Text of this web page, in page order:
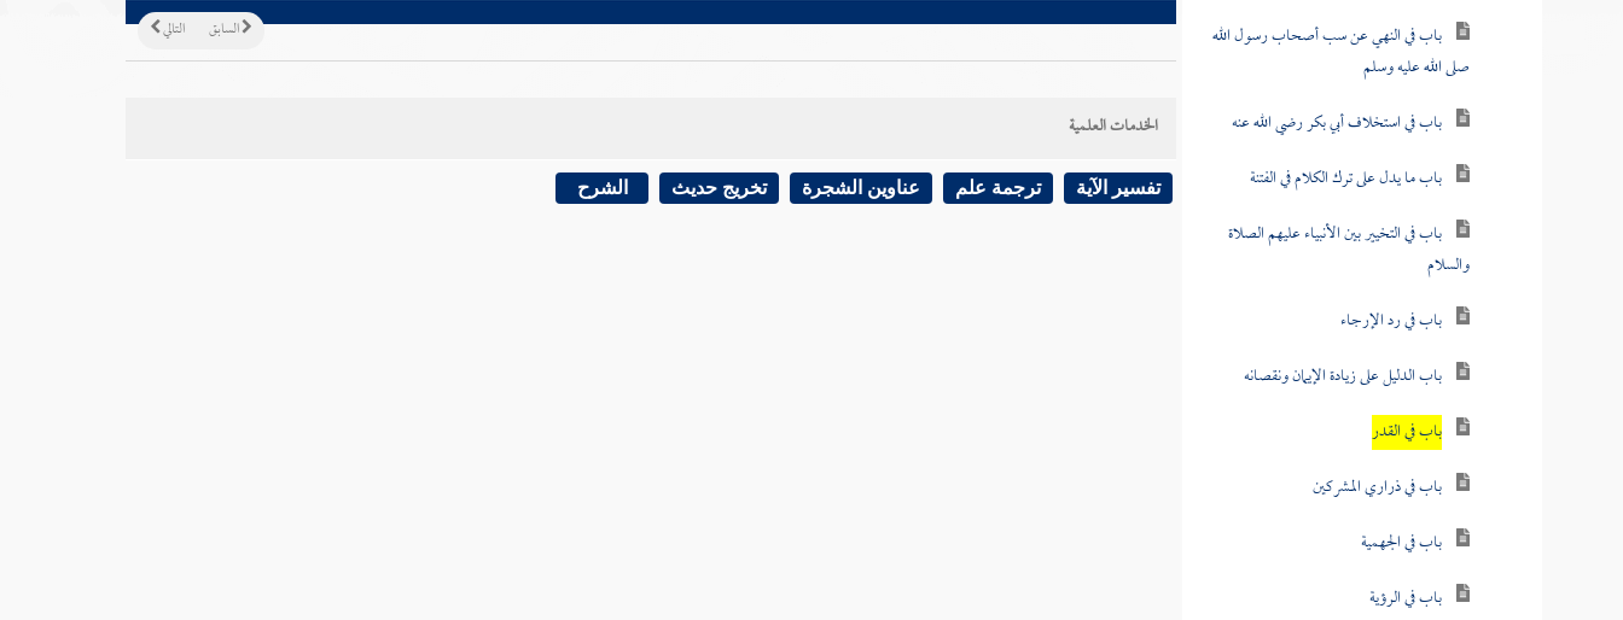
باب في النهي عن سب أصحاب رسول الله
صلى الله عليه وسلم
باب في استخلاف أبي بكر رضي الله عنه
باب ما يدل على ترك الكلام في الفتنة
باب في التخيير بين الأنبياء عليهم الصلاة
والسلام
باب في رد الإرجاء
باب الدليل على زيادة الإيمان ونقصانه
باب في القدر
باب في ذراري المشركين
باب في الجهمية
باب في الرؤية
التالي السابق
الخدمات العلمية
تفسير الآية ترجمة علم عناوين الشجرة تخريج حديث الشرح